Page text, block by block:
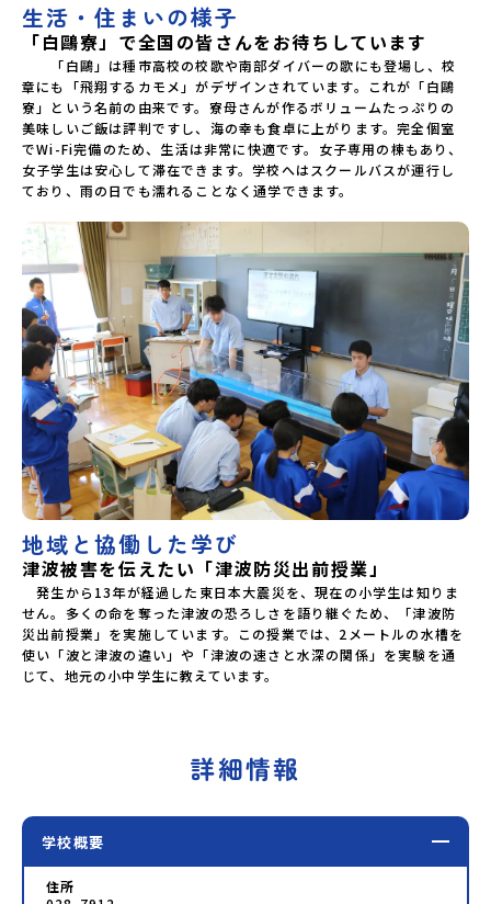
生活・住まいの様子
「白鷗寮」で全国の皆さんをお待ちしています
「白鷗」は種市高校の校歌や南部ダイバーの歌にも登場し、校
章にも「飛翔するカモメ」がデザインされています。これが「白鷗
寮」という名前の由来です。寮母さんが作るボリュームたっぷりの
美味しいご飯は評判ですし、海の幸も食卓に上がります。完全個室
でWi-Fi完備のため、生活は非常に快適です。女子専用の棟もあり、
女子学生は安心して滞在できます。学校へはスクールバスが運行し
ており、雨の日でも濡れることなく通学できます。
地域と協働した学び
津波被害を伝えたい「津波防災出前授業」
発生から13年が経過した東日本大震災を、現在の小学生は知りま
せん。多くの命を奪った津波の恐ろしさを語り継ぐため、「津波防
災出前授業」を実施しています。この授業では、2メートルの水槽を
使い「波と津波の違い」や「津波の速さと水深の関係」を実験を通
じて、地元の小中学生に教えています。
詳細情報
学校概要
住所